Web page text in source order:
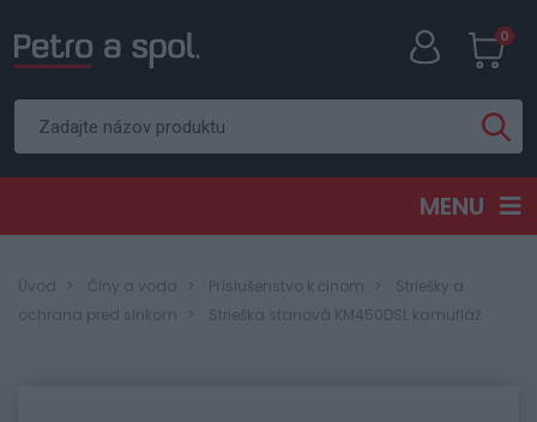
0
MENU
Úvod Člny a voda Príslušenstvo k člnom
Striešky a
ochrana pred slnkom
Strieška stanová KM450DSL kamufláž